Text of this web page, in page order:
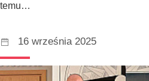
temu…
16 września 2025